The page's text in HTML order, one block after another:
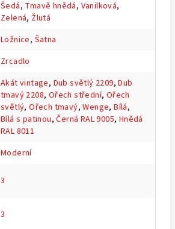
Šedá, Tmavě hnědá, Vanilková,
Zelená, Žlutá
Ložnice, Šatna
Zrcadlo
Akát vintage, Dub světlý 2209,Dub
tmavý 2208, Ořech střední, Ořech
světlý,Ořech tmavý,Wenge,Bílá,
Bílá s patinou,Černá RAL 9005, Hnědá
RAL 8011
Moderní
3
3